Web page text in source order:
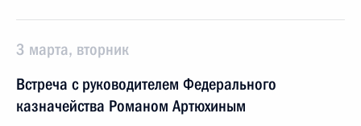
3 марта, вторник
Встреча с руководителем Федерального
казначейства Романом Артюхиным